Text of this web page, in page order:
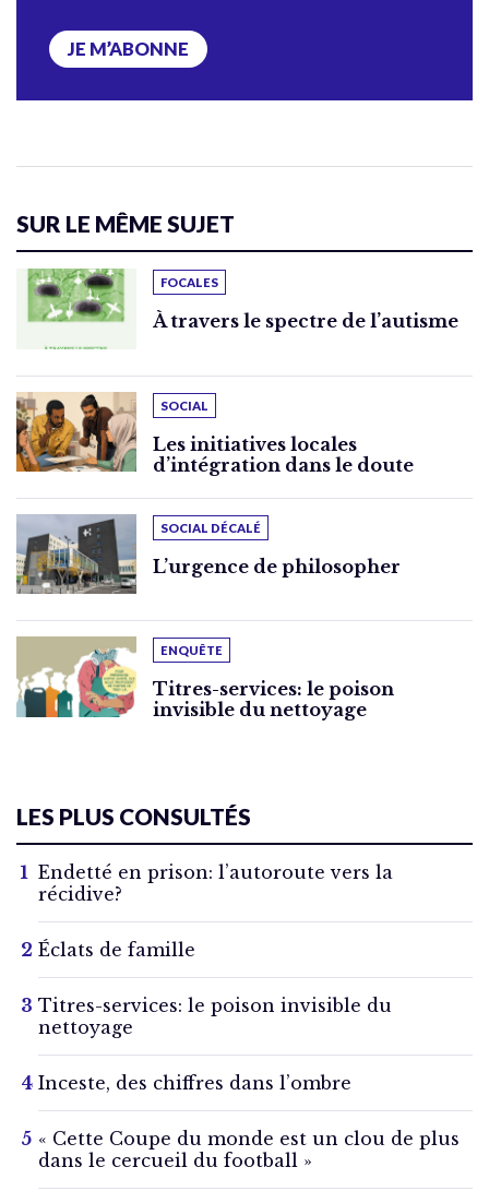
JE M’ABONNE
SUR LE MÊME SUJET
FOCALES
À travers le spectre de l’autisme
SOCIAL
Les initiatives locales
d’intégration dans le doute
SOCIAL DÉCALÉ
L’urgence de philosopher
ENQUÊTE
Titres-services: le poison
invisible du nettoyage
LES PLUS CONSULTÉS
Endetté en prison: l’autoroute vers la
récidive?
Éclats de famille
Titres-services: le poison invisible du
nettoyage
Inceste, des chiffres dans l’ombre
« Cette Coupe du monde est un clou de plus
dans le cercueil du football »